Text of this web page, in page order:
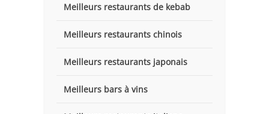
Meilleurs restaurants de kebab
Meilleurs restaurants chinois
Meilleurs restaurants japonais
Meilleurs bars à vins